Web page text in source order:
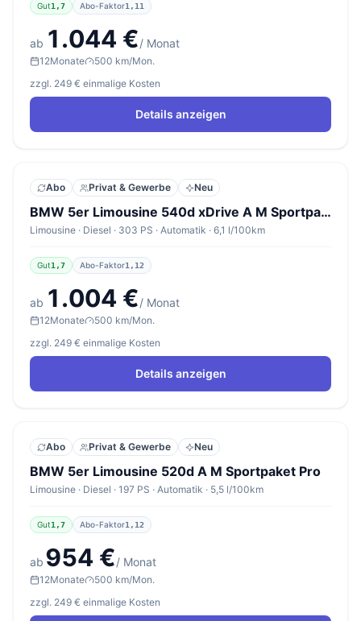
Gut1,7 Abo-Faktor1,11
ab 1.044 €/ Monat
12Monate
500 km/Mon.
zzgl. 249 € einmalige Kosten
Details anzeigen
Abo Privat & Gewerbe Neu
BMW 5er Limousine 540d xDrive A M Sportpaket Pro
Limousine · Diesel · 303 PS · Automatik · 6,1 l/100km
Gut1,7 Abo-Faktor1,12
ab 1.004 €/ Monat
12Monate
500 km/Mon.
zzgl. 249 € einmalige Kosten
Details anzeigen
Abo Privat & Gewerbe Neu
BMW 5er Limousine 520d A M Sportpaket Pro
Limousine · Diesel · 197 PS · Automatik · 5,5 l/100km
Gut1,7 Abo-Faktor1,12
ab 954 €/ Monat
12Monate
500 km/Mon.
zzgl. 249 € einmalige Kosten